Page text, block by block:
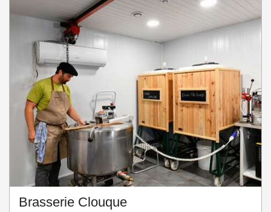
Brasserie Clouque